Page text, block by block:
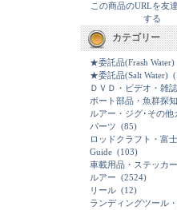
この商品のURLを友
する
カテゴリー
★委託品(Frash Water)
★委託品(Salt Water)
ＤＶＤ・ビデオ・雑誌
ボート部品・魚群探
ルアー・ジグ･その他
パーツ (85)
ロッドクラフト・富士
Guide (103)
車載用品・ステッカー
ルアー (2524)
リール (12)
ランディングツール